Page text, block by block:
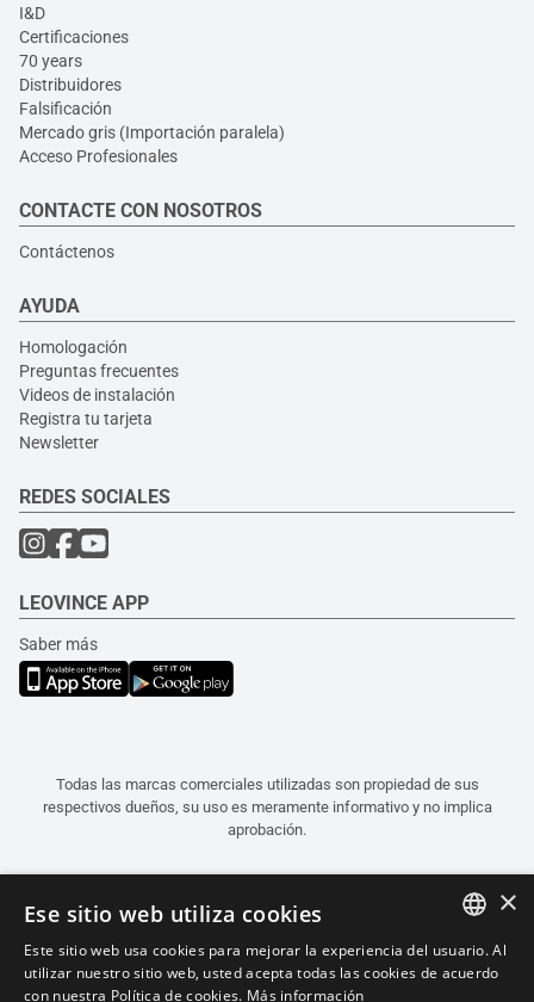
I&D
Certificaciones
70 years
Distribuidores
Falsificación
Mercado gris (Importación paralela)
Acceso Profesionales
CONTACTE CON NOSOTROS
Contáctenos
AYUDA
Homologación
Preguntas frecuentes
Videos de instalación
Registra tu tarjeta
Newsletter
REDES SOCIALES
LEOVINCE APP
Saber más
Todas las marcas comerciales utilizadas son propiedad de sus
respectivos dueños, su uso es meramente informativo y no implica
aprobación.
ITALIAN
×
Ese sitio web utiliza cookies
Este sitio web usa cookies para mejorar la experiencia del usuario. Al
utilizar nuestro sitio web, usted acepta todas las cookies de acuerdo
con nuestra Política de cookies. Más información